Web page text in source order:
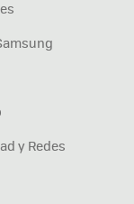
y Redes